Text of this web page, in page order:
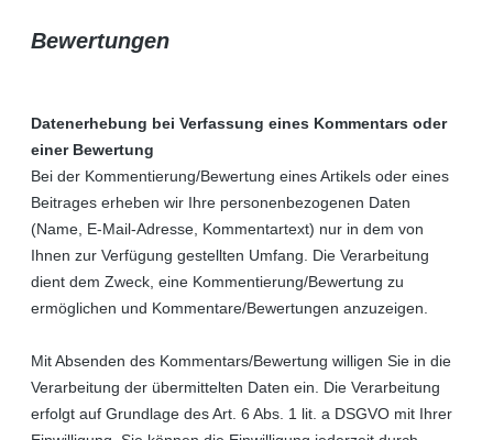
Bewertungen
Datenerhebung bei Verfassung eines Kommentars oder
einer Bewertung
Bei der Kommentierung/Bewertung eines Artikels oder eines
Beitrages erheben wir Ihre personenbezogenen Daten
(Name, E-Mail-Adresse, Kommentartext) nur in dem von
Ihnen zur Verfügung gestellten Umfang. Die Verarbeitung
dient dem Zweck, eine Kommentierung/Bewertung zu
ermöglichen und Kommentare/Bewertungen anzuzeigen.
Mit Absenden des Kommentars/Bewertung willigen Sie in die
Verarbeitung der übermittelten Daten ein. Die Verarbeitung
erfolgt auf Grundlage des Art. 6 Abs. 1 lit. a DSGVO mit Ihrer